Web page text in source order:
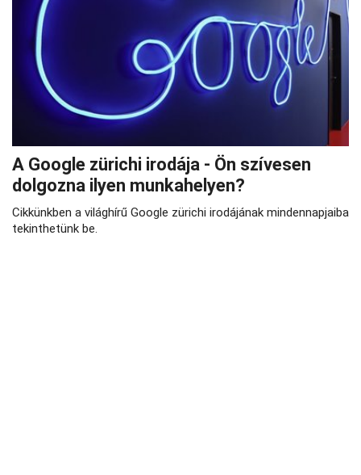
A Google zürichi irodája - Ön szívesen
dolgozna ilyen munkahelyen?
Cikkünkben a világhírű Google zürichi irodájának mindennapjaiba
tekinthetünk be.